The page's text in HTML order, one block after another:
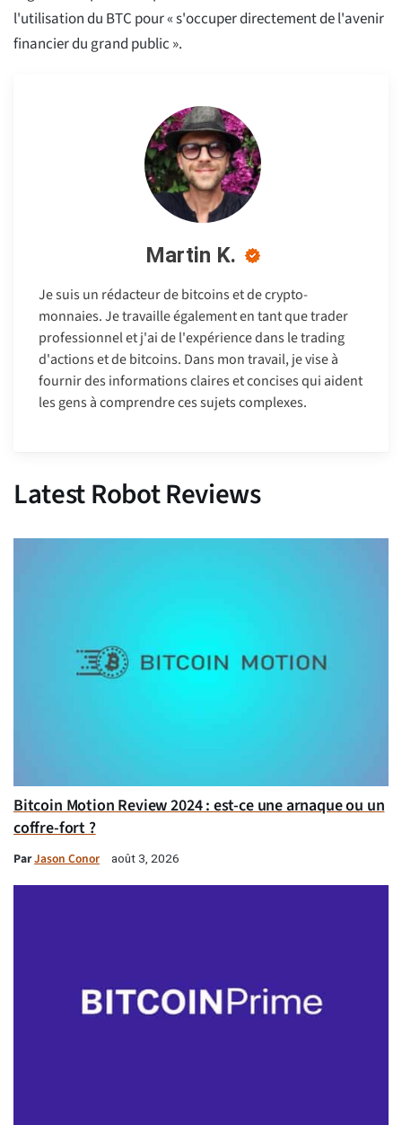
l'utilisation du BTC pour « s'occuper directement de l'avenir
financier du grand public ».
Martin K.
Je suis un rédacteur de bitcoins et de crypto-
monnaies. Je travaille également en tant que trader
professionnel et j'ai de l'expérience dans le trading
d'actions et de bitcoins. Dans mon travail, je vise à
fournir des informations claires et concises qui aident
les gens à comprendre ces sujets complexes.
Latest Robot Reviews
Bitcoin Motion Review 2024 : est-ce une arnaque ou un
coffre-fort ?
ParJason Conor août 3, 2026